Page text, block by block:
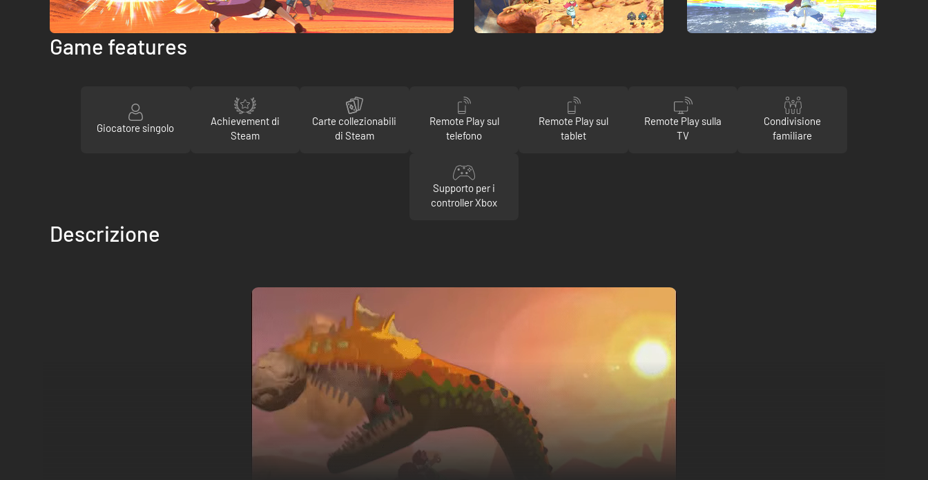
Game features
Giocatore singolo
Achievement di
Steam
Carte collezionabili
di Steam
Remote Play sul
telefono
Remote Play sul
tablet
Remote Play sulla
TV
Condivisione
familiare
Supporto per i
controller Xbox
Descrizione